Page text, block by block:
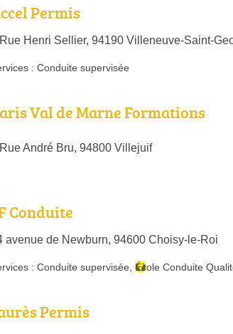
Permis
Henri Sellier, 94190 Villeneuve-Saint-
: Conduite supervisée
Val de Marne Formations
André Bru, 94800 Villejuif
Conduite
avenue de Newburn, 94600 Choisy-le-Roi
: Conduite supervisée École Conduite
Permis